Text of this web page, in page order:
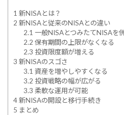
1 新NISAとは？
2 新NISAと従来のNISAとの違い
2.1 一般NISAとつみたてNISAを
2.2 保有期間の上限がなくなる
2.3 投資限度額が増える
3 新NISAのスゴさ
3.1 資産を増やしやすくなる
3.2 投資戦略の幅が広がる
3.3 柔軟な運用が可能
4新NISAの開設と移行手続き
5 まとめ